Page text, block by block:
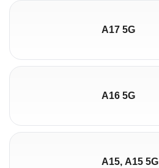
A17 5G
A16 5G
A15, A15 5G